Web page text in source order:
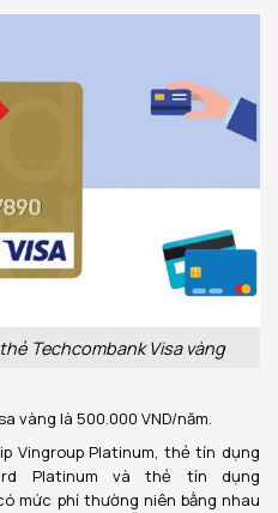
Techcombank Visa vàng
vàng là 500.000 VND/năm.
Vingroup Platinum, thẻ tín dụng
Platinum và thẻ tín dụng
mức phí thường niên bằng nhau